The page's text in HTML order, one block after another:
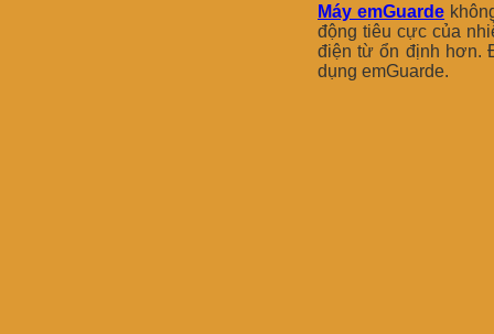
Máy emGuarde
động tiêu cực của
điện từ ổn định hơn.
dụng emGuarde.